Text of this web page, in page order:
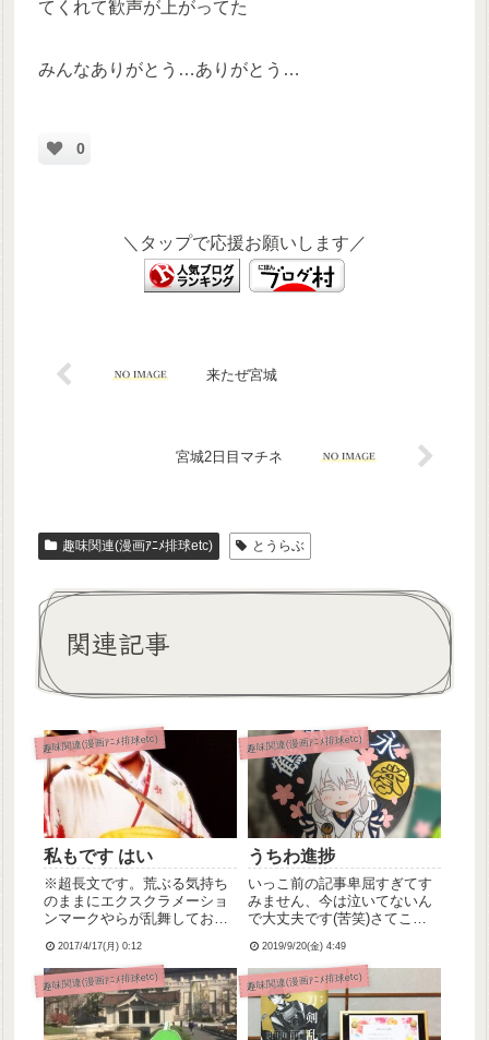
てくれて歓声が上がってた
みんなありがとう…ありがとう…
0
＼タップで応援お願いします／
来たぜ宮城
宮城2日目マチネ
趣味関連(漫画ｱﾆﾒ排球etc) とうらぶ
関連記事
趣味関連(漫画ｱﾆﾒ排球etc)
私もです はい
※超長文です。荒ぶる気持ち
のままにエクスクラメーショ
ンマークやらが乱舞しており
うも、高校の頃から刀剣好き
を自負しております小埜寺で
す。まだまだ勉強不足ではあ
りますが、私も刀剣女子を名
乗らせていただいておりま
2017/4/17(月) 0:12
趣味関連(漫画ｱﾆﾒ排球etc)
うちわ進捗
いっこ前の記事卑屈すぎてす
みません、今は泣いてないん
で大丈夫です(苦笑)さてこん
もう夜明けですね！こんな時
間まで何してたのかという
と、乱舞狂乱参戦用のうちわ
を作ってました💡まだ仮です
が片面はこんな感じ！写真だ
2019/9/20(金) 4:49
趣味関連(漫画ｱﾆﾒ排球etc) 趣味関連(漫画ｱﾆﾒ排球etc)